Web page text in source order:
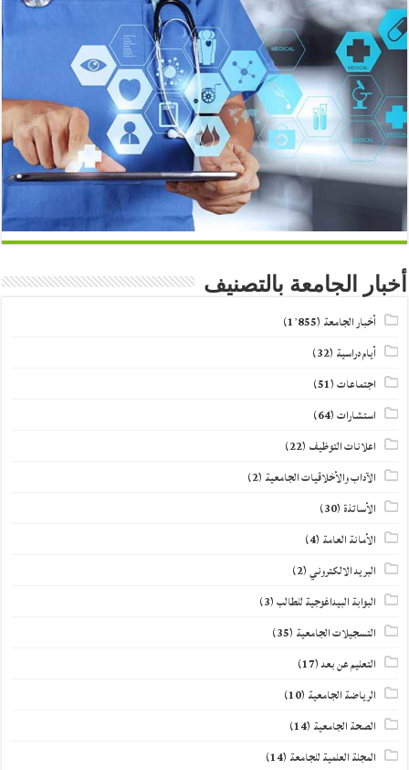
أخبار الجامعة بالتصنيف
أخبار الجامعة (1٬855)
أيام دراسية (32)
اجتماعات(51)
استشارات(64)
اعلانات التوظيف (22)
الآداب والأخلاقيات الجامعية (2)
الأساتذة(30)
الأمانة العامة (4)
البريد الالكتروني(2)
البوابة البيداغوجية للطالب(3)
التسجيلات الجامعية (35)
التعليم عن بعد(17)
الرياضة الجامعية (10)
الصحة الجامعية (14)
المجلة العلمية للجامعة (14)